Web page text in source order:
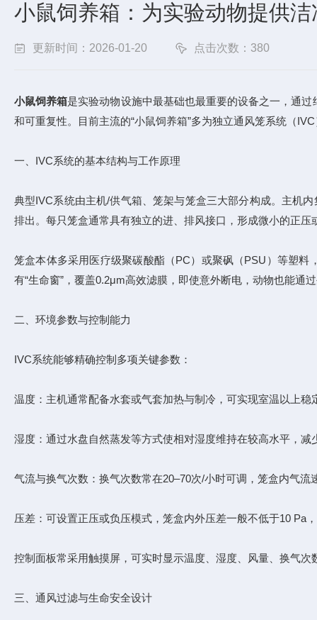
小鼠饲养箱：为实验动物提供洁
更新时间：2026-01-20 点击次数：380
小鼠饲养箱是实验动物设施中最基础也最重要的设备之一，通
和可重复性。目前主流的“小鼠饲养箱”多为独立通风笼系统（
一、IVC系统的基本结构与工作原理
典型IVC系统由主机/供气箱、笼架与笼盒三大部分构成。主机
排出。每只笼盒通常具有独立的进、排风接口，形成微小的正
笼盒本体多采用医疗级聚碳酸酯（PC）或聚砜（PSU）等塑
有“生命窗”，覆盖0.2μm高效滤膜，即使意外断电，动物也能
二、环境参数与控制能力
IVC系统能够精确控制多项关键参数：
温度：主机通常配备水套或气套加热与制冷，可实现室温以上
湿度：通过水盘自然蒸发等方式使相对湿度维持在较高水平，减
气流与换气次数：换气次数常在20–70次/小时可调，笼盒内气
压差：可设置正压或负压模式，笼盒内外压差一般不低于10 Pa
控制面板常采用触摸屏，可实时显示温度、湿度、风量、换气
三、通风过滤与生命安全设计